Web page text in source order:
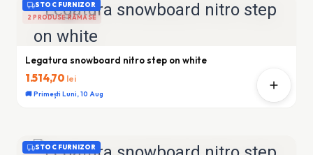
STOC FURNIZOR
2 PRODUSE RĂMASE
Legatura snowboard nitro step on white
1.514,70 lei
🚚 Primești Luni, 10 Aug
STOC FURNIZOR